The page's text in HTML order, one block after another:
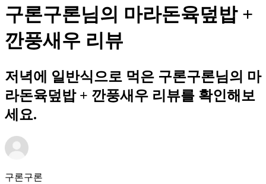
구론구론님의 마라돈육덮밥 +
깐풍새우 리뷰
저녁에 일반식으로 먹은 구론구론님의 마
라돈육덮밥 + 깐풍새우 리뷰를 확인해보
세요.
구론구론